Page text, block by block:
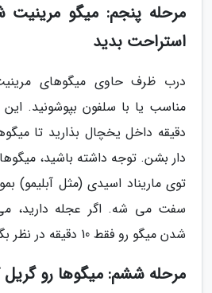
مرحله پنجم: میگو
استراحت بدید
درب ظرف حاوی میگوهای
دقیقه داخل یخچال بذارید تا
توی ماریناد اسیدی (مثل آبلیمو)
سفت می شه. اگر عجله دارید،
شدن میگو رو فقط 10 دقیقه در نظر بگیرید.
مرحله ششم: میگوها رو گریل